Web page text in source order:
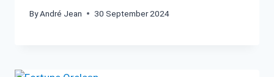
ByAndré Jean 30 September 2024